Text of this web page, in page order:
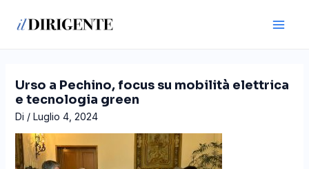
Urso a Pechino, focus su mobilità elettrica
e tecnologia green
Di / Luglio 4, 2024
articoli